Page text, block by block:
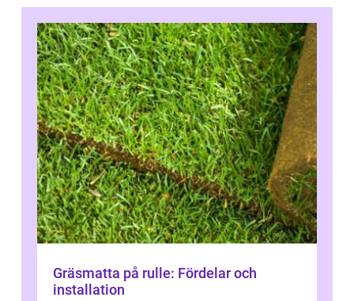
Gräsmatta på rulle: Fördelar och
installation